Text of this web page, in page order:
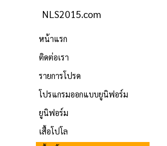
NLS2015.com
หน้าแรก
ติดต่อเรา
รายการโปรด
โปรแกรมออกแบบยูนิฟอร์ม
ยูนิฟอร์ม
เสื้อโปโล